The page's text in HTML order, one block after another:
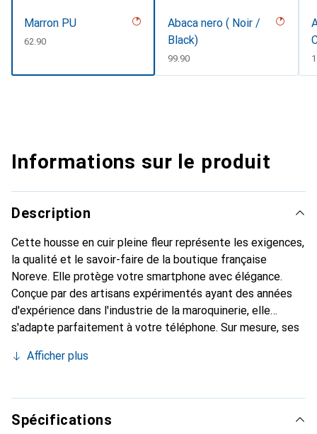
Marron PU
CHF
62.90
Abaca nero ( Noir /
Black)
CHF
99.90
Informations sur le produit
Description
Cette housse en cuir pleine fleur représente les exigences,
la qualité et le savoir-faire de la boutique française
Noreve. Elle protège votre smartphone avec élégance.
Conçue par des artisans expérimentés ayant des années
d'expérience dans l'industrie de la maroquinerie, elle
s'adapte parfaitement à votre téléphone. Sur mesure, ses
peau. Elle devient l'accessoire chic et indispensable pour
ses produits de haute qualité, la marque Noreve est un
choix fiable pour une clientèle exigeante.
Afficher plus
Spécifications